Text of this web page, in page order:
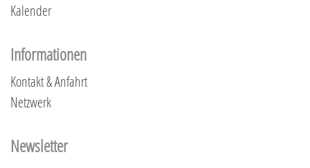
Kalender
Informationen
Kontakt & Anfahrt
Netzwerk
Newsletter